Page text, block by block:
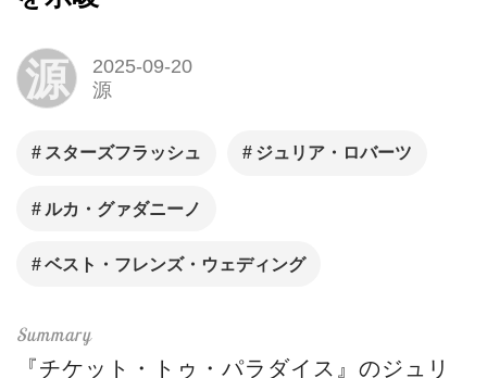
源
2025-09-20
源
スターズフラッシュ ジュリア・ロバーツ
ルカ・グァダニーノ
ベスト・フレンズ・ウェディング
『チケット・トゥ・パラダイス』のジュリ